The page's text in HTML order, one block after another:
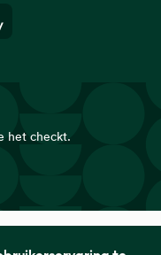
in de Google Play
het checkt.